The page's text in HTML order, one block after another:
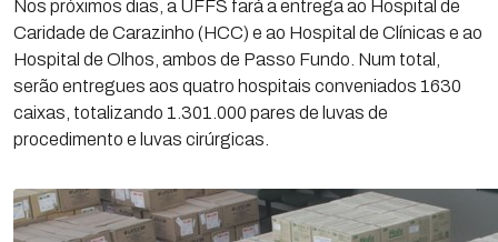
Nos próximos dias, a UFFS fará a entrega ao Hospital de
Caridade de Carazinho (HCC) e ao Hospital de Clínicas e ao
Hospital de Olhos, ambos de Passo Fundo. Num total,
serão entregues aos quatro hospitais conveniados 1630
caixas, totalizando 1.301.000 pares de luvas de
procedimento e luvas cirúrgicas.